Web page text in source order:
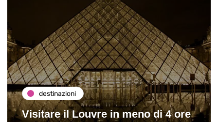
destinazioni
Visitare il Louvre in meno di 4 ore